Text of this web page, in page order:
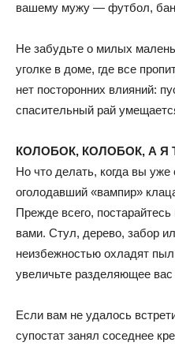
вашему мужу — футбол,
Не забудьте о милых
уголке в доме, где все
нет посторонних влияний:
спасительный рай
КОЛОБОК, КОЛОБОК, А Я
Но что делать, когда вы уже
оголодавший «вампир»
Прежде всего,
вами. Стул, дерево, забор
неизбежностью охладят
увеличьте разделяющее вас
Если вам не удалось
супостат занял соседнее